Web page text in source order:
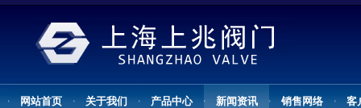
网站首页 关于我们 产品中心 新闻资讯 销售网络 客